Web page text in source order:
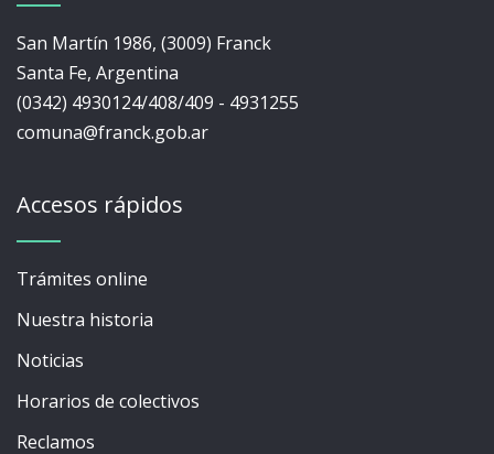
San Martín 1986, (3009) Franck
Santa Fe, Argentina
(0342) 4930124/408/409 - 4931255
comuna@franck.gob.ar
Accesos rápidos
Trámites online
Nuestra historia
Noticias
Horarios de colectivos
Reclamos